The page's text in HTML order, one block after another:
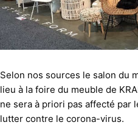
Selon nos sources le salon du
lieu à la foire du meuble de
ne sera à priori pas affecté par
lutter contre le corona-virus.